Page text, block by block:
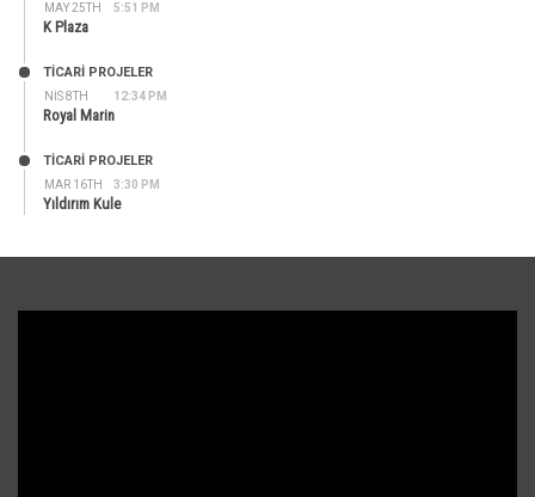
MAY 25TH 5:51 PM
K Plaza
NIS 8TH 12:34 PM
TİCARİ PROJELER
Royal Marin
MAR 16TH 3:30 PM
TİCARİ PROJELER
Yıldırım Kule